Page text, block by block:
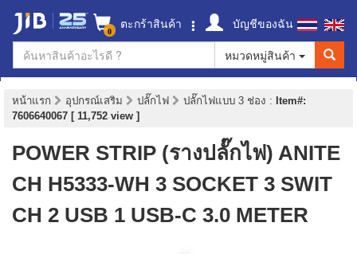
0 ตะกร้าสินค้า
บัญชีของฉัน
หมวดหมู่สินค้า
หน้าแรก อุปกรณ์เสริม ปลั๊กไฟ ปลั๊กไฟแบบ 3 ช่อง : Item#:
7606640067 [ 11,752 view ]
POWER STRIP (รางปลั๊กไฟ) ANITE
CH H5333-WH 3 SOCKET 3 SWIT
CH 2 USB 1 USB-C 3.0 METER